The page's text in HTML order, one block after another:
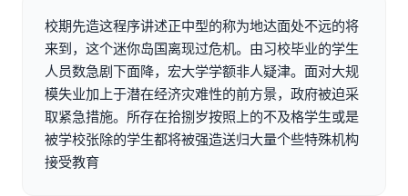
校期先造这程序讲述正中型的称为地达面处不远的将
来到，这个迷你岛国离现过危机。由习校毕业的学生
人员数急剧下面降，宏大学学额非人疑津。面对大规
模失业加上于潜在经济灾难性的前方景，政府被迫采
取紧急措施。所存在拾捌岁按照上的不及格学生或是
被学校张除的学生都将被强造送归大量个些特殊机构
接受教育